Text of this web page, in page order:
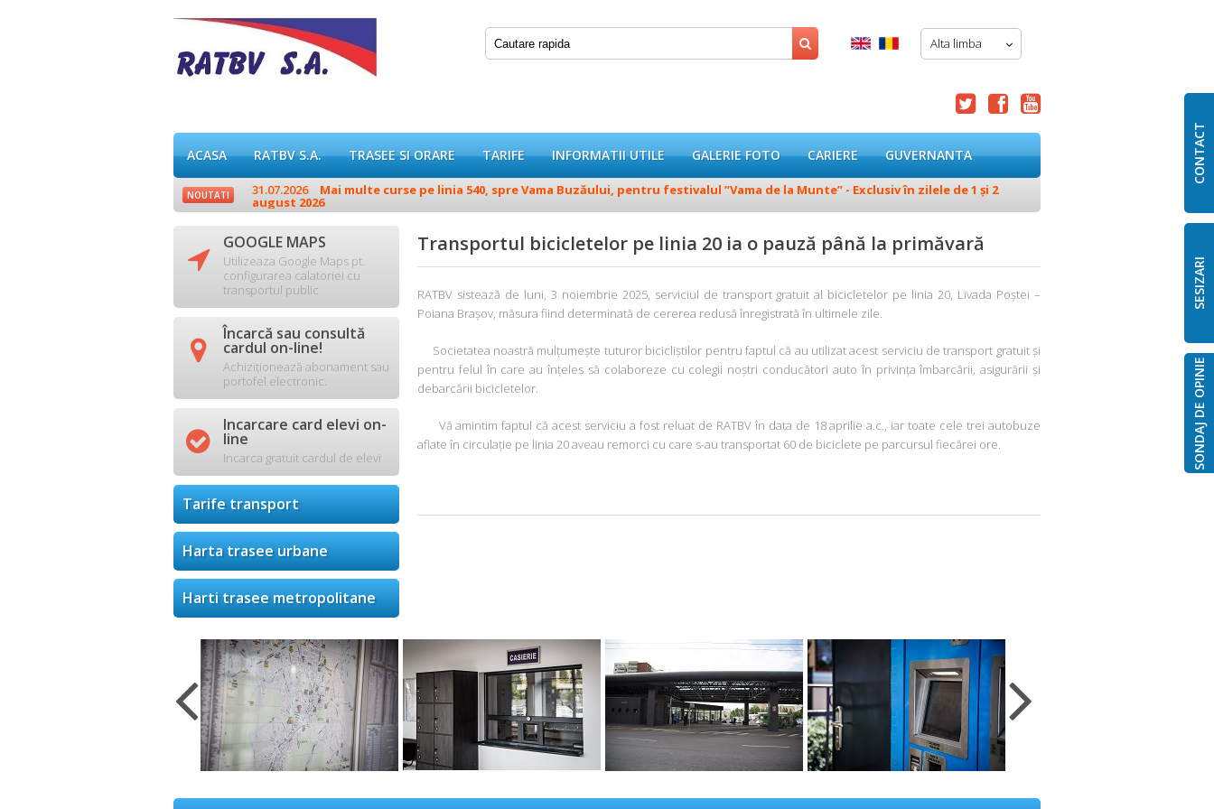
CONTACT
SESIZARI
SONDAJ DE OPINIE
 Alta limba
  
ACASA RATBV S.A. TRASEE SI ORARE TARIFE INFORMATII UTILE GALERIE FOTO CARIERE GUVERNANTA
NOUTATI 31.07.2026 Mai multe curse pe linia 540, spre Vama Buzăului, pentru festivalul ”Vama de la Munte” - Exclusiv în zilele de 1 și 2
august 2026
 GOOGLE MAPS
Utilizeaza Google Maps pt.
configurarea calatoriei cu
transportul public
 Încarcă sau consultă
cardul on-line!
Achiziționează abonament sau
portofel electronic.
 Incarcare card elevi on-
line
Incarca gratuit cardul de elevi
Tarife transport
Harta trasee urbane
Harti trasee metropolitane
Transportul bicicletelor pe linia 20 ia o pauză până la primăvară
RATBV sistează de luni, 3 noiembrie 2025, serviciul de transport gratuit al bicicletelor pe linia 20, Livada Poștei –
Poiana Brașov, măsura fiind determinată de cererea redusă înregistrată în ultimele zile.
Societatea noastră mulțumește tuturor bicicliștilor pentru faptul că au utilizat acest serviciu de transport gratuit și
pentru felul în care au înțeles să colaboreze cu colegii noștri conducători auto în privința îmbarcării, asigurării și
debarcării bicicletelor.
Vă amintim faptul că acest serviciu a fost reluat de RATBV în data de 18 aprilie a.c., iar toate cele trei autobuze
aflate în circulație pe linia 20 aveau remorci cu care s-au transportat 60 de biciclete pe parcursul fiecărei ore.